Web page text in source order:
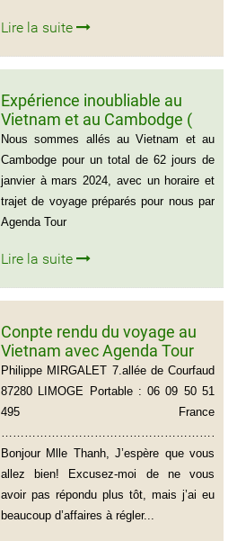
Lire la suite
Expérience inoubliable au
Vietnam et au Cambodge (
Groupe de monsieur Jean
Pierre Lapointe)
Nous sommes allés au Vietnam et au
Cambodge pour un total de 62 jours de
janvier à mars 2024, avec un horaire et
trajet de voyage préparés pour nous par
Agenda Tour
Lire la suite
Conpte rendu du voyage au
Vietnam avec Agenda Tour
du groupe de Mr Philippe
MIRGALET (15 personnes)
Philippe MIRGALET 7.allée de Courfaud
87280 LIMOGE Portable : 06 09 50 51
495 France
Bonjour Mlle Thanh, J’espère que vous
allez bien! Excusez-moi de ne vous
avoir pas répondu plus tôt, mais j’ai eu
beaucoup d’affaires à régler...